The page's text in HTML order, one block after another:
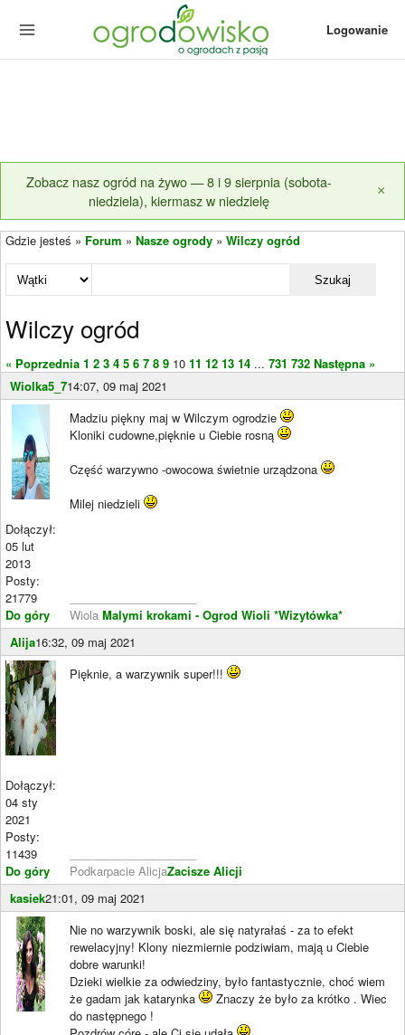
Logowanie
Zobacz nasz ogród na żywo — 8 i 9 sierpnia (sobota-
niedziela), kiermasz w niedzielę
×
Gdzie jesteś » Forum » Nasze ogrody » Wilczy ogród
Szukaj
Wilczy ogród
« Poprzednia 1 2 3 4 5 6 7 8 9 10 11 12 13 14 ... 731 732 Następna »
Wiolka5_714:07, 09 maj 2021
Dołączył:
05 lut
2013
Posty:
21779
Do góry
Madziu piękny maj w Wilczym ogrodzie
Kloniki cudowne,pięknie u Ciebie rosną
Część warzywno -owocowa świetnie urządzona
Milej niedzieli
Wiola Malymi krokami - Ogrod Wioli *Wizytówka*
Alija16:32, 09 maj 2021
Dołączył:
04 sty
2021
Posty:
11439
Do góry
Pięknie, a warzywnik super!!!
Podkarpacie AlicjaZacisze Alicji
kasiek21:01, 09 maj 2021
Nie no warzywnik boski, ale się natyrałaś - za to efekt
rewelacyjny! Klony niezmiernie podziwiam, mają u Ciebie
dobre warunki!
Dzieki wielkie za odwiedziny, było fantastycznie, choć wiem
że gadam jak katarynka
Znaczy że było za krótko . Wiec
do następnego !